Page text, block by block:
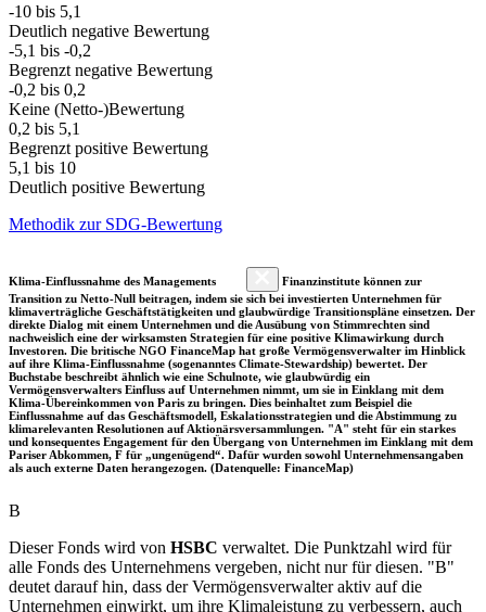
-10 bis 5,1
Deutlich negative Bewertung
-5,1 bis -0,2
Begrenzt negative Bewertung
-0,2 bis 0,2
Keine (Netto-)Bewertung
0,2 bis 5,1
Begrenzt positive Bewertung
5,1 bis 10
Deutlich positive Bewertung
Methodik zur SDG-Bewertung
Klima-Einflussnahme des Managements
Finanzinstitute können zur
Transition zu Netto-Null beitragen, indem sie sich bei investierten Unternehmen für
klimaverträgliche Geschäftstätigkeiten und glaubwürdige Transitionspläne einsetzen. Der
direkte Dialog mit einem Unternehmen und die Ausübung von Stimmrechten sind
nachweislich eine der wirksamsten Strategien für eine positive Klimawirkung durch
Investoren. Die britische NGO FinanceMap hat große Vermögensverwalter im Hinblick
auf ihre Klima-Einflussnahme (sogenanntes Climate-Stewardship) bewertet. Der
Buchstabe beschreibt ähnlich wie eine Schulnote, wie glaubwürdig ein
Vermögensverwalters Einfluss auf Unternehmen nimmt, um sie in Einklang mit dem
Klima-Übereinkommen von Paris zu bringen. Dies beinhaltet zum Beispiel die
Einflussnahme auf das Geschäftsmodell, Eskalationsstrategien und die Abstimmung zu
klimarelevanten Resolutionen auf Aktionärsversammlungen. "A" steht für ein starkes
und konsequentes Engagement für den Übergang von Unternehmen im Einklang mit dem
Pariser Abkommen, F für „ungenügend“. Dafür wurden sowohl Unternehmensangaben
als auch externe Daten herangezogen. (Datenquelle: FinanceMap)
B
Dieser Fonds wird von HSBC verwaltet. Die Punktzahl wird für
alle Fonds des Unternehmens vergeben, nicht nur für diesen. "B"
deutet darauf hin, dass der Vermögensverwalter aktiv auf die
Unternehmen einwirkt, um ihre Klimaleistung zu verbessern, auch